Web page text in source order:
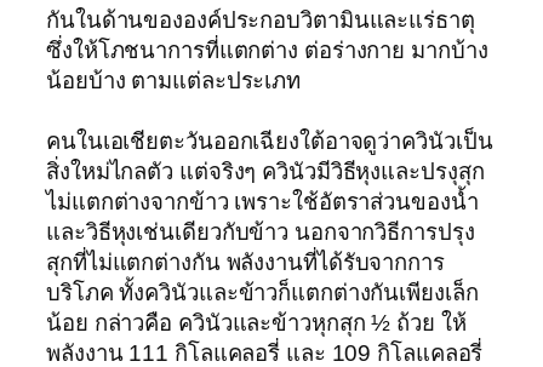
กันในด้านขององค์ประกอบวิตามินและแร่ธาตุ
ซึ่งให้โภชนาการที่แตกต่าง ต่อร่างกาย มากบ้าง
น้อยบ้าง ตามแต่ละประเภท
คนในเอเชียตะวันออกเฉียงใต้อาจดูว่าควินัวเป็น
สิ่งใหม่ไกลตัว แต่จริงๆ ควินัวมีวิธีหุงและปรงุสุก
ไม่แตกต่างจากข้าว เพราะใช้อัตราส่วนของน้ำ
และวิธีหุงเช่นเดียวกับข้าว นอกจากวิธีการปรุง
สุกที่ไม่แตกต่างกัน พลังงานที่ได้รับจากการ
บริโภค ทั้งควินัวและข้าวก็แตกต่างกันเพียงเล็ก
น้อย กล่าวคือ ควินัวและข้าวหุกสุก ½ ถ้วย ให้
พลังงาน 111 กิโลแคลอรี่ และ 109 กิโลแคลอรี่